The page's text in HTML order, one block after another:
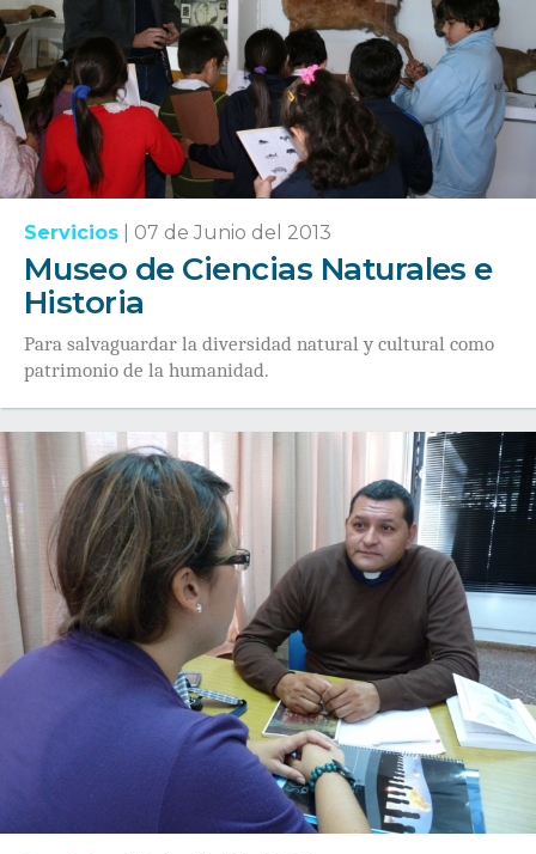
Servicios 07 de Junio del 2013
Museo de Ciencias Naturales e
Historia
Para salvaguardar la diversidad natural y cultural como
patrimonio de la humanidad.